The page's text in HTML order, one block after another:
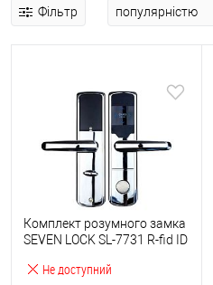
Фільтр
Не доступний
Комплект розумного замка
SEVEN LOCK SL-7731 R-fid ID